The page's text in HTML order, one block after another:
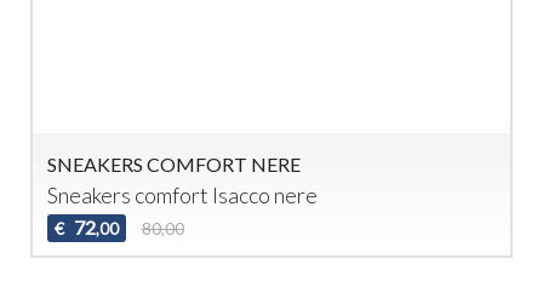
SNEAKERS COMFORT NERE
Sneakers comfort Isacco nere
€ 72,00 80,00